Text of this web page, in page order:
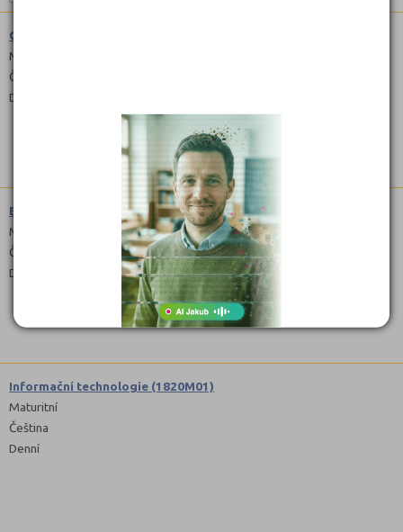
Cestovní ruch (6542M02)
Maturitní
Čeština
Denní
Ekonomika a podnikání (6341M01)
Maturitní
Čeština
Denní
Informační technologie (1820M01)
Maturitní
Čeština
Denní